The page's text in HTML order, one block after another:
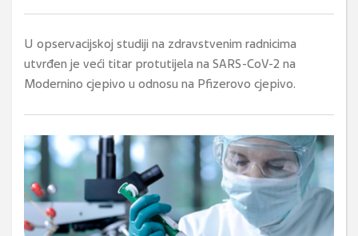
U opservacijskoj studiji na zdravstvenim radnicima
utvrđen je veći titar protutijela na SARS-CoV-2 na
Modernino cjepivo u odnosu na Pfizerovo cjepivo.